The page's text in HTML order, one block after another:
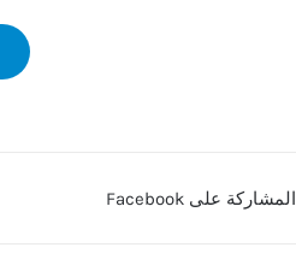
المشاركة على Facebook